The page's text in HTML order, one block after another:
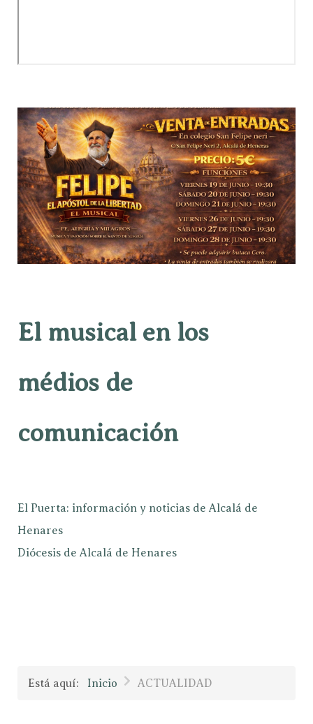
El musical en los
médios de
comunicación
El Puerta: información y noticias de Alcalá de
Henares
Diócesis de Alcalá de Henares
Está aquí: Inicio ACTUALIDAD